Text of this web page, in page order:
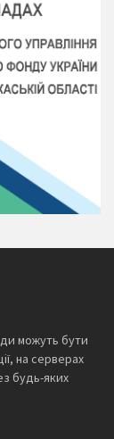
можуть бути
на серверах
будь-яких